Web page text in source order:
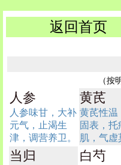
返回首页
（按
人参
人参味甘，大补
元气，止渴生
津，调营养卫。
黄芪
黄芪性温
固表，托
肌，气虚
当归 白芍